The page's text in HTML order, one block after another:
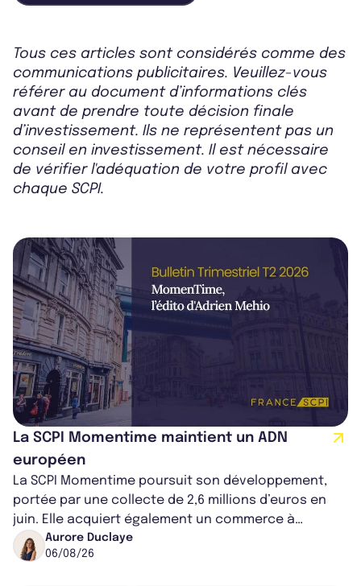
Tous ces articles sont considérés comme des
communications publicitaires. Veuillez-vous
référer au document d’informations clés
avant de prendre toute décision finale
d’investissement. Ils ne représentent pas un
conseil en investissement. Il est nécessaire
de vérifier l'adéquation de votre profil avec
chaque SCPI.
La SCPI Momentime maintient un ADN
européen
La SCPI Momentime poursuit son développement,
portée par une collecte de 2,6 millions d’euros en
juin. Elle acquiert également un commerce à
Worcester, place une plateforme logisti...
Aurore Duclaye
06/08/26